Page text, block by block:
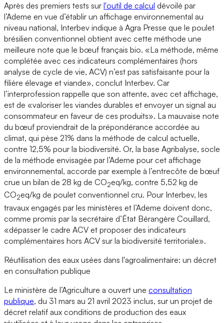
Après des premiers tests sur l'outil de calcul dévoilé par
l’Ademe en vue d’établir un affichage environnemental au
niveau national, Interbev indique à Agra Presse que le poulet
brésilien conventionnel obtient avec cette méthode une
meilleure note que le bœuf français bio. «La méthode, même
complétée avec ces indicateurs complémentaires (hors
analyse de cycle de vie, ACV) n’est pas satisfaisante pour la
filière élevage et viande», conclut Interbev. Car
l’interprofession rappelle que son attente, avec cet affichage,
est de «valoriser les viandes durables et envoyer un signal au
consommateur en faveur de ces produits». La mauvaise note
du bœuf proviendrait de la prépondérance accordée au
climat, qui pèse 21% dans la méthode de calcul actuelle,
contre 12,5% pour la biodiversité. Or, la base Agribalyse, socle
de la méthode envisagée par l’Ademe pour cet affichage
environnemental, accorde par exemple à l’entrecôte de bœuf
crue un bilan de 28 kg de CO2eq/kg, contre 5,52 kg de
CO2eq/kg de poulet conventionnel cru. Pour Interbev, les
travaux engagés par les ministères et l’Ademe doivent donc,
comme promis par la secrétaire d’État Bérangère Couillard,
«dépasser le cadre ACV et proposer des indicateurs
complémentaires hors ACV sur la biodiversité territoriale».
Réutilisation des eaux usées dans l'agroalimentaire: un décret
en consultation publique
Le ministère de l’Agriculture a ouvert une consultation
publique, du 31 mars au 21 avril 2023 inclus, sur un projet de
décret relatif aux conditions de production des eaux